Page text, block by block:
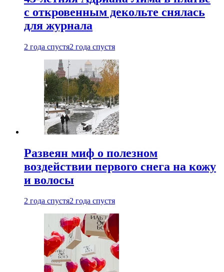
с откровенным декольте снялась
для журнала
2 года спустя2 года спустя
Развеян миф о полезном
воздействии первого снега на кожу
и волосы
2 года спустя2 года спустя